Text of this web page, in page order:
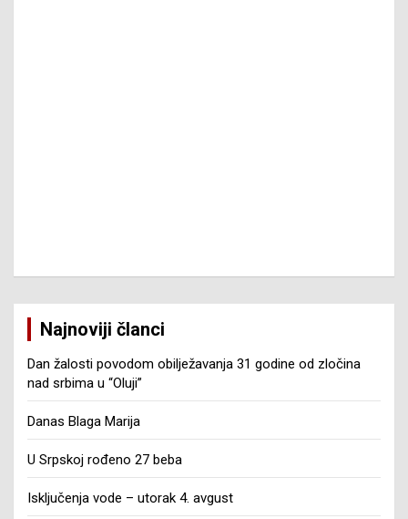
Najnoviji članci
Dan žalosti povodom obilježavanja 31 godine od zločina
nad srbima u “Oluji”
Danas Blaga Marija
U Srpskoj rođeno 27 beba
Isključenja vode – utorak 4. avgust